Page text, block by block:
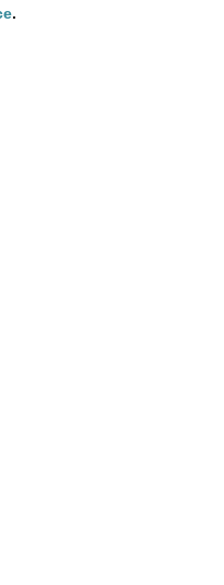
.